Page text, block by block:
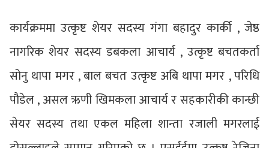
कार्यक्रममा उत्कृष्ट शेयर सदस्य गंगा बहादुर कार्की , जेष्ठ
नागरिक शेयर सदस्य डबकला आचार्य , उत्कृष्ट बचतकर्ता
सोनु थापा मगर , बाल बचत उत्कृष्ट अबि थापा मगर , परिधि
पौडेल , असल ऋणी खिमकला आचार्य र सहकारीकी कान्छी
सेयर सदस्य तथा एकल महिला शान्ता रजाली मगरलाई